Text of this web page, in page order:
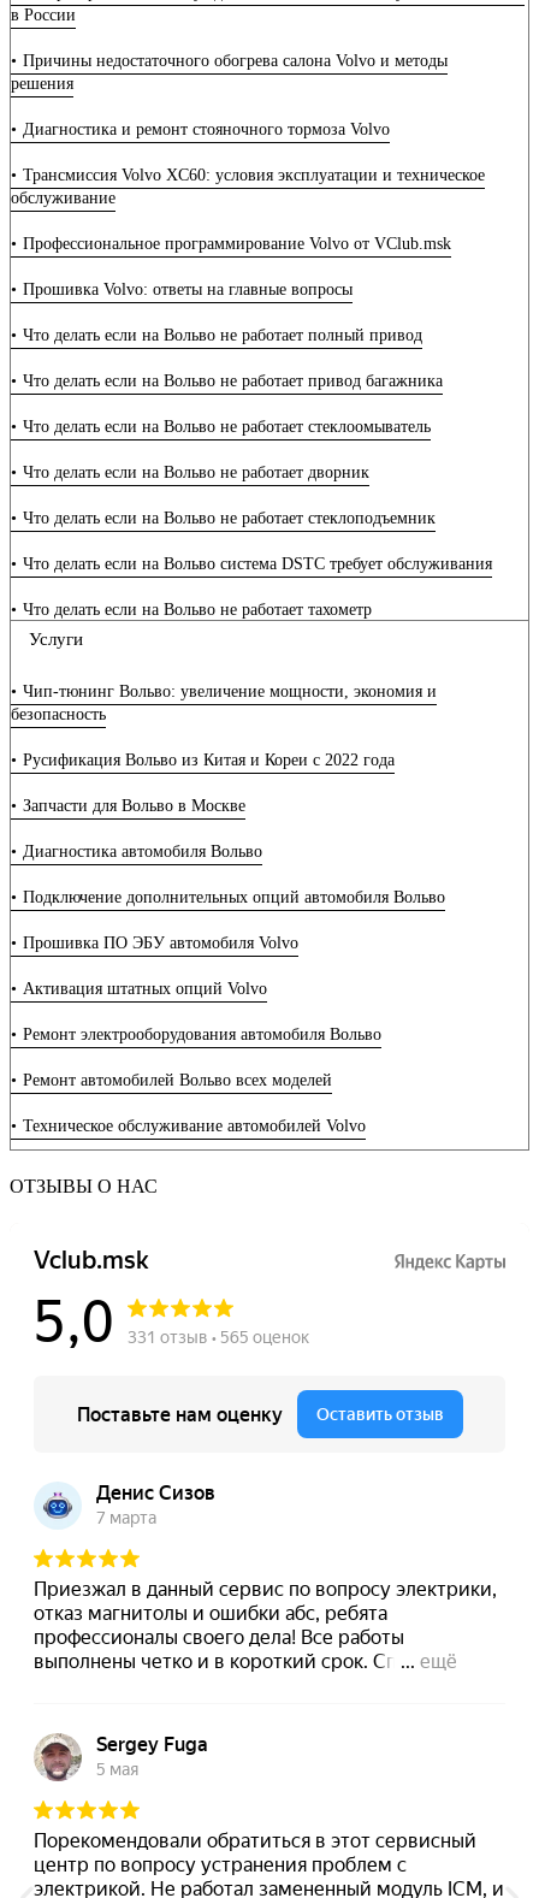
в России
Причины недостаточного обогрева салона Volvo и методы
решения
Диагностика и ремонт стояночного тормоза Volvo
Трансмиссия Volvo XC60: условия эксплуатации и техническое
обслуживание
Профессиональное программирование Volvo от VClub.msk
Прошивка Volvo: ответы на главные вопросы
Что делать если на Вольво не работает полный привод
Что делать если на Вольво не работает привод багажника
Что делать если на Вольво не работает стеклоомыватель
Что делать если на Вольво не работает дворник
Что делать если на Вольво не работает стеклоподъемник
Что делать если на Вольво система DSTC требует обслуживания
Что делать если на Вольво не работает тахометр
Что делать если на Вольво не работает панель приборов
кислородного датчика или лямбда зонда
Что делать если на Вольво селектор АКПП требует обслуживания
Установка сидений с вентиляцией на Volvo
Установка активного круиз-контроля Вольво
Установка системы бесключевого доступа на Вольво
Установка камеры заднего вида на Вольво
Все что нужно знать про регламент ТО Вольво
5 простых правил по замене масла в двигателе Вольво
Когда пора менять ремень ГРМ на Вольво
Прошивка блока DEM (управление Haldex) автомобиля Volvo
Прошивка блока REM (задний электронный модуль) автомобиля
Volvo
Прошивка блока BCM Вольво
Прошивка блока CEM Volvo
Сход-развал автомобиля Вольво
Смазка, ремонт петель и замков Вольво
Сброс межсервисного интервала автомобиля Вольво
Промывка топливных форсунок Volvo
Промывка топливной системы дизеля Вольво
Промывка топливной системы автомобиля Volvo
Промывка системы охлаждения автомобиля Volvo
Услуги
Чип-тюнинг Вольво: увеличение мощности, экономия и
безопасность
Русификация Вольво из Китая и Кореи с 2022 года
Запчасти для Вольво в Москве
Диагностика автомобиля Вольво
Подключение дополнительных опций автомобиля Вольво
Прошивка ПО ЭБУ автомобиля Volvo
Активация штатных опций Volvo
Ремонт электрооборудования автомобиля Вольво
Ремонт автомобилей Вольво всех моделей
Техническое обслуживание автомобилей Volvo
ОТЗЫВЫ О НАС